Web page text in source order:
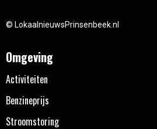
© LokaalnieuwsPrinsenbeek.nl
Omgeving
Activiteiten
Benzineprijs
Stroomstoring